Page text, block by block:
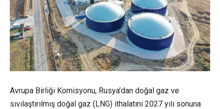
Avrupa Birliği Komisyonu, Rusya’dan doğal gaz ve
sıvılaştırılmış doğal gaz (LNG) ithalatını 2027 yılı sonuna